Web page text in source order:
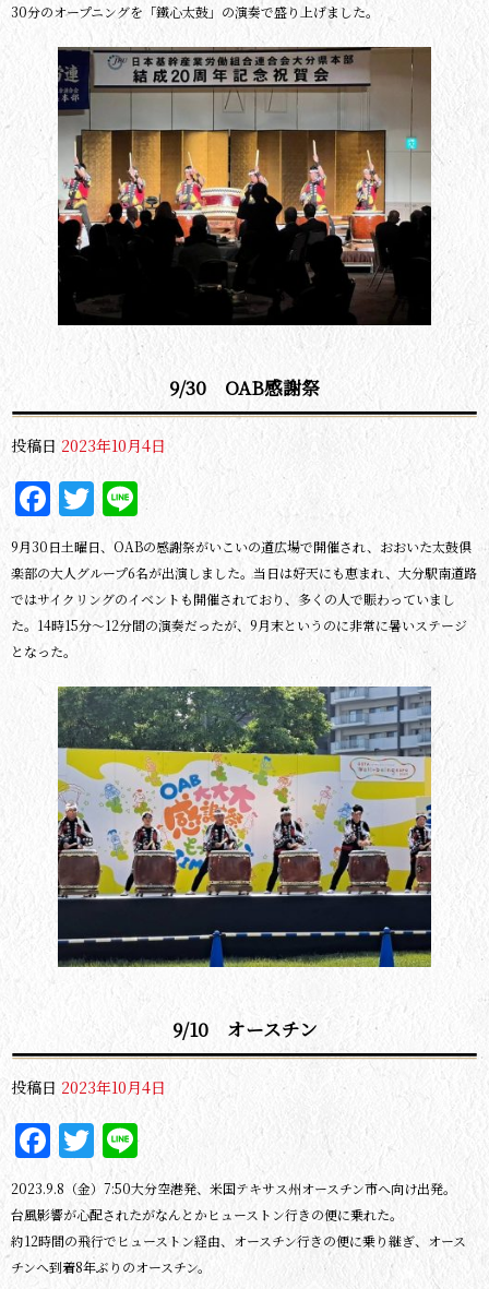
30分のオープニングを「鐵心太鼓」の演奏で盛り上げました。
9/30 OAB感謝祭
投稿日 2023年10月4日
Facebook
Twitter
Line
9月30日土曜日、OABの感謝祭がいこいの道広場で開催され、おおいた太鼓倶
楽部の大人グループ6名が出演しました。当日は好天にも恵まれ、大分駅南道路
ではサイクリングのイベントも開催されており、多くの人で賑わっていまし
た。14時15分～12分間の演奏だったが、9月末というのに非常に暑いステージ
となった。
9/10 オースチン
投稿日 2023年10月4日
Facebook
Twitter
Line
2023.9.8（金）7:50大分空港発、米国テキサス州オースチン市へ向け出発。
台風影響が心配されたがなんとかヒューストン行きの便に乗れた。
約12時間の飛行でヒューストン経由、オースチン行きの便に乗り継ぎ、オース
チンへ到着8年ぶりのオースチン。